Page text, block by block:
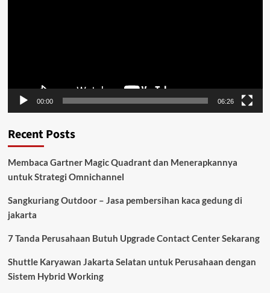
00:00 06:26
Recent Posts
Membaca Gartner Magic Quadrant dan Menerapkannya
untuk Strategi Omnichannel
Sangkuriang Outdoor – Jasa pembersihan kaca gedung di
jakarta
7 Tanda Perusahaan Butuh Upgrade Contact Center Sekarang
Shuttle Karyawan Jakarta Selatan untuk Perusahaan dengan
Sistem Hybrid Working